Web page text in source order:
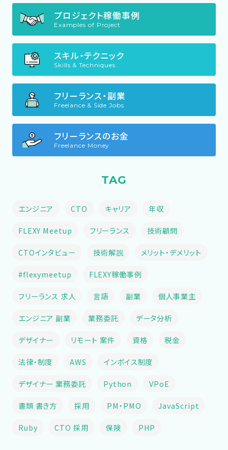
プロジェクト稼働事例
Examples of Project
スキル・テクニック
Skills & Techniques
フリーランス・副業
Freelance & Side Jobs
フリーランスのお金
Freelance Money
TAG
エンジニア CTO キャリア 年収
FLEXY Meetup フリーランス 技術顧問
CTOインタビュー 技術解説 メリット・デメリット
#flexymeetup FLEXY稼働事例
フリーランス 求人 言語 副業 個人事業主
エンジニア 副業 業務委託 データ分析
デザイナー リモート 案件 資格 税金
法律・制度 AWS インボイス制度
デザイナー 業務委託 Python VPoE
書類 書き方 採用 PM・PMO JavaScript
Ruby CTO 採用 保険 PHP